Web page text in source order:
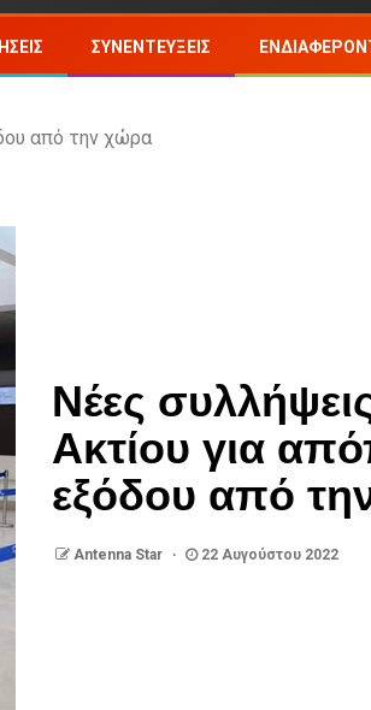
ΣΥΝΕΝΤΕΎΞΕΙΣ
από την χώρα
Νέες
Ακτίου για
εξόδου από
Antenna Star 22 Αυγούστου 2022